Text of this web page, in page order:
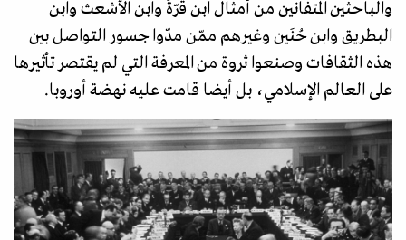
والباحثين المتفانين من أمثال ابن قُرّةَ وابن الأشعث وابن
البطريق وابن حُنَين وغيرهم ممّن مدّوا جسور التواصل بين
هذه الثقافات وصنعوا ثروة من المعرفة التي لم يقتصر تأثيرها
على العالم الإسلامي، بل أيضا قامت عليه نهضة أوروبا.